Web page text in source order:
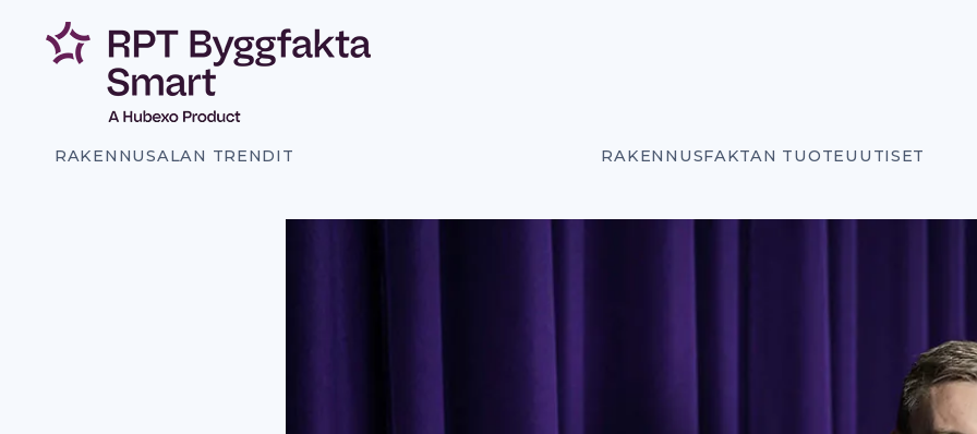
sisältöön
RAKENNUSALAN TRENDIT RAKENNUSFAKTAN TUOTEUUTISET